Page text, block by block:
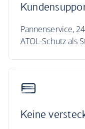
Pannenservice,
ATOL-Schutz als
Keine